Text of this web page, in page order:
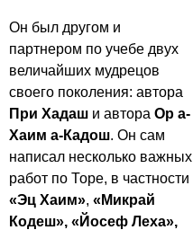
Он был другом и
партнером по учебе двух
величайших мудрецов
своего поколения: автора
При Хадаш и автора Ор а-
Хаим а-Кадош. Он сам
написал несколько важных
работ по Торе, в частности
«Эц Хаим», «Микрай
Кодеш», «Йосеф Леха»,